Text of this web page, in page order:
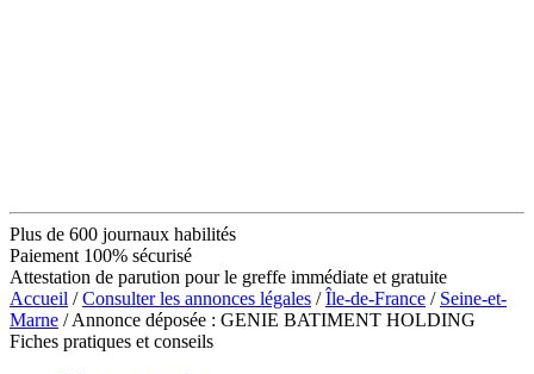
Plus de 600 journaux habilités
Paiement 100% sécurisé
Attestation de parution pour le greffe immédiate et gratuite
Accueil /Consulter les annonces légales /Île-de-France / Seine-et-
Marne / Annonce déposée : GENIE BATIMENT HOLDING
Fiches pratiques et conseils